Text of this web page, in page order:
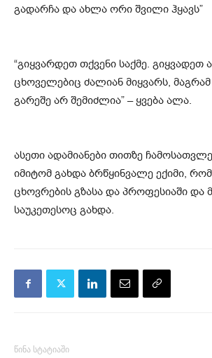
გადარჩა და ახლა ორი შვილი ჰყავს”
“გიყვარდეთ თქვენი საქმე. გიყვადეთ
ცხოველებიც ძალიან მიყვარს, მაგრამ
გარეშე არ შემიძლია” – ყვება ალა.
ასეთი ადამიანები თითზე
იმიტომ გახდა ბრწყინვალე ექიმი,
ცხოვრების გზასა და პროფესიაში და
საუკეთესოც გახდა.
წინა სტატიაში